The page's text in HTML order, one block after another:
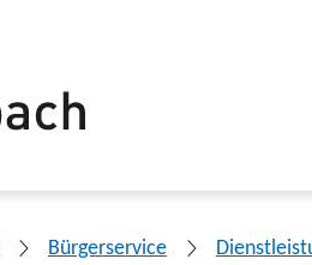
Bürgerservice